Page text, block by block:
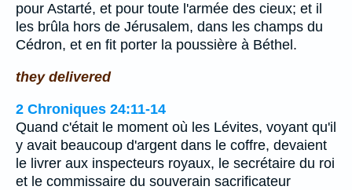
pour Astarté, et pour toute l'armée des cieux; et il
les brûla hors de Jérusalem, dans les champs du
Cédron, et en fit porter la poussière à Béthel.
they delivered
2 Chroniques 24:11-14
Quand c'était le moment où les Lévites, voyant qu'il
y avait beaucoup d'argent dans le coffre, devaient
le livrer aux inspecteurs royaux, le secrétaire du roi
et le commissaire du souverain sacrificateur